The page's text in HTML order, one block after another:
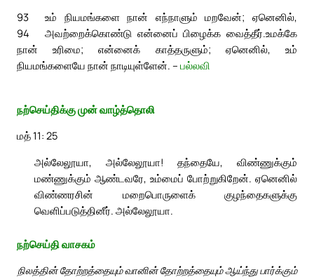
93
உம் நியமங்களை நான் எந்நாளும் மறவேன்; ஏனெனில்,
அவற்றைக்கொண்டு என்னைப் பிழைக்க வைத்தீர்.
94
உமக்கே
நான் உரிமை; என்னைக் காத்தருளும்; ஏனெனில், உம்
நியமங்களையே நான் நாடியுள்ளேன். – பல்லவி
நற்செய்திக்கு முன் வாழ்த்தொலி
மத் 11: 25
அல்லேலூயா, அல்லேலூயா! தந்தையே, விண்ணுக்கும்
மண்ணுக்கும் ஆண்டவரே, உம்மைப் போற்றுகிறேன். ஏனெனில்
விண்ணரசின் மறைபொருளைக் குழந்தைகளுக்கு
வெளிப்படுத்தினீர். அல்லேலூயா.
நற்செய்தி வாசகம்
நிலத்தின் தோற்றத்தையும் வானின் தோற்றத்தையும் ஆய்ந்து பார்க்கும்